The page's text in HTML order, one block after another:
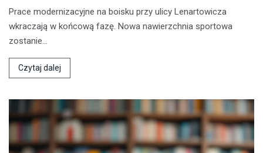
Prace modernizacyjne na boisku przy ulicy Lenartowicza
wkraczają w końcową fazę. Nowa nawierzchnia sportowa
zostanie…
Czytaj dalej